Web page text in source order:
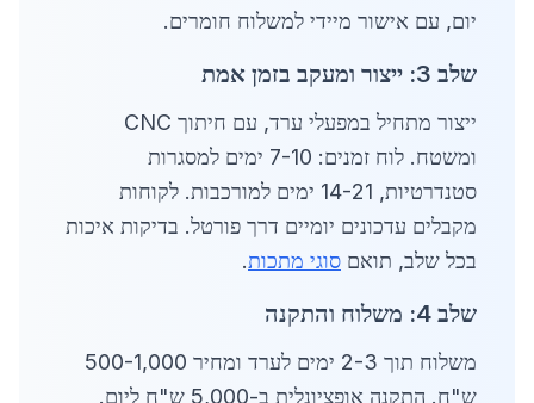
יום, עם אישור מיידי למשלוח חומרים.
שלב 3: ייצור ומעקב בזמן אמת
ייצור מתחיל במפעלי ערד, עם חיתוך CNC
ומשטח. לוח זמנים: 7-10 ימים למסגרות
סטנדרטיות, 14-21 ימים למורכבות. לקוחות
מקבלים עדכונים יומיים דרך פורטל. בדיקות איכות
בכל שלב, תואם סוגי מתכות.
שלב 4: משלוח והתקנה
משלוח תוך 2-3 ימים לערד ומחיר 500-1,000
ש"ח. התקנה אופציונלית ב-5,000 ש"ח ליום.